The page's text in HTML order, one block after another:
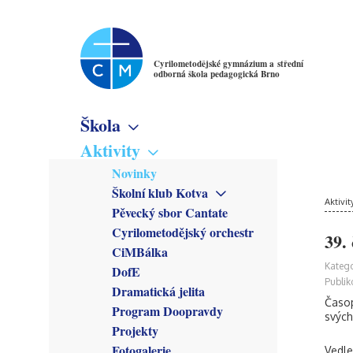
Cyrilometodějské gymnázium a střední
odborná škola pedagogická Brno
Škola
Virtuální prohlídka
Školné
Denní studium
Večerní studium
Poslání školy
Studijní obory
Gymnázium
Pedagogické lyceum
pedagogika
Předmětové sekce
Český jazyk
Anglický jazyk
Německý jazyk
Francouzský jazyk
Latina
Zřizovatel
Školská rada
Rada školy
CM Parlament
Společenství přátel školy
Aktivity
Novinky
Školní klub Kotva
Obecné informace
Členové
Kroužky
Co se stalo
Pěvecký sbor Cantate
Cyrilometodějský orchestr
CiMBálka
DofE
Dramatická jelita
Program Doopravdy
Projekty
39.